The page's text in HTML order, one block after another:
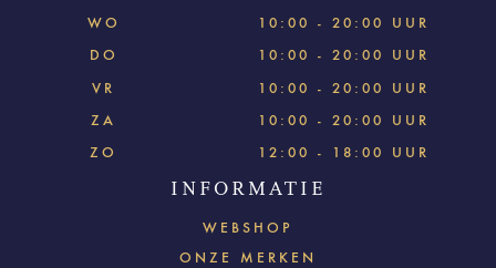
WO
10:00 - 20:00 UUR
DO
10:00 - 20:00 UUR
VR
10:00 - 20:00 UUR
ZA
10:00 - 20:00 UUR
ZO
12:00 - 18:00 UUR
INFORMATIE
WEBSHOP
ONZE MERKEN